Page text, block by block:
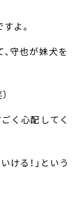
よ。
守也が妹犬を
く心配してく
ける！」という